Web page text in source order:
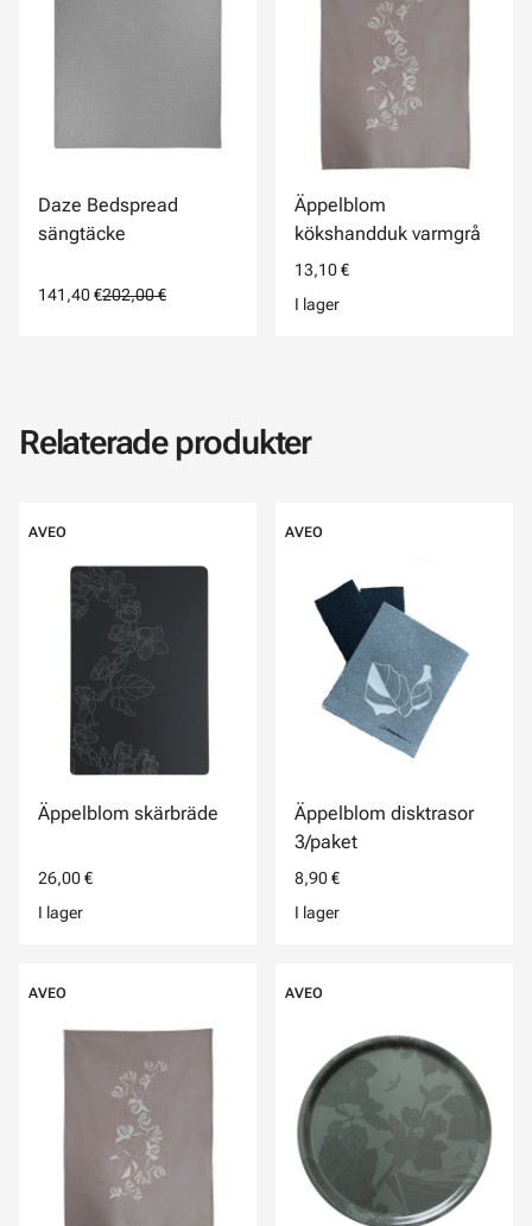
Daze Bedspread
sängtäcke
141,40 €202,00 €
Äppelblom
kökshandduk varmgrå
13,10 €
I lager
Relaterade produkter
AVEO
Äppelblom skärbräde
26,00 €
I lager
AVEO
Äppelblom disktrasor
3/paket
8,90 €
I lager
AVEO AVEO